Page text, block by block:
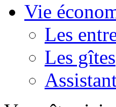
Vie
Les
Les gîtes